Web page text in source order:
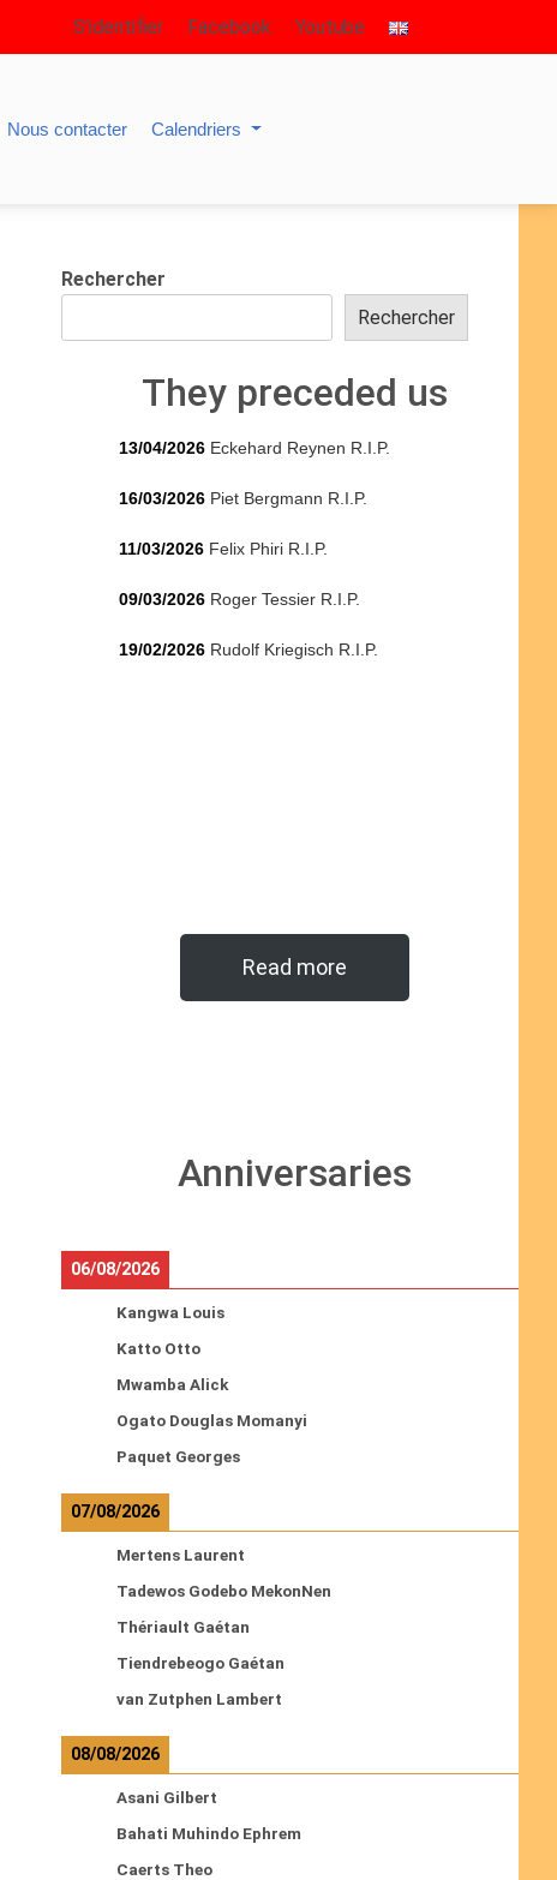
S’identifier Facebook Youtube
Nous contacter Calendriers
Rechercher
Rechercher
They preceded us
13/04/2026 Eckehard Reynen R.I.P.
16/03/2026 Piet Bergmann R.I.P.
11/03/2026 Felix Phiri R.I.P.
09/03/2026 Roger Tessier R.I.P.
19/02/2026 Rudolf Kriegisch R.I.P.
Read more
Anniversaries
06/08/2026
Kangwa Louis
Katto Otto
Mwamba Alick
Ogato Douglas Momanyi
Paquet Georges
07/08/2026
Mertens Laurent
Tadewos Godebo MekonNen
Thériault Gaétan
Tiendrebeogo Gaétan
van Zutphen Lambert
08/08/2026
Asani Gilbert
Bahati Muhindo Ephrem
Caerts Theo